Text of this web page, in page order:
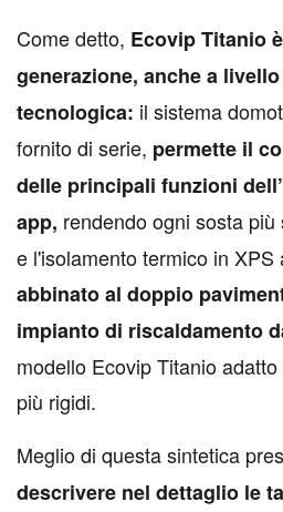
Come detto, Ecovip Titanio
generazione, anche a
tecnologica: il sistema
fornito di serie, permette il
delle principali funzioni
app, rendendo ogni sosta
e l'isolamento termico in XPS
abbinato al doppio
impianto di riscaldamento
modello Ecovip Titanio
più rigidi.
Meglio di questa sintetica
descrivere nel dettaglio le